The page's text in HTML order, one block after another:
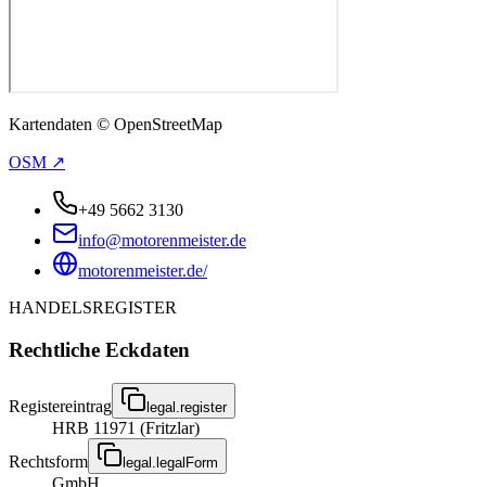
Kartendaten © OpenStreetMap
OSM ↗
+49 5662 3130
info@motorenmeister.de
motorenmeister.de/
HANDELSREGISTER
Rechtliche Eckdaten
Registereintrag legal.register
HRB 11971 (Fritzlar)
Rechtsform
legal.legalForm
GmbH